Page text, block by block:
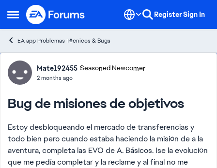
Open Side Menu
Skip to content RegisterSign In
EA app Problemas Técnicos & Bugs
Forum Discussion
Mate192455 Seasoned Newcomer
2 months ago
Bug de misiones de objetivos
Estoy desbloqueando el mercado de transferencias y
todo bien pero cuando estaba haciendo la misión de a la
aventura, completa las EVO de A. Básicos. Ise la evolución
que me pedía completar y la reclame y al final no me